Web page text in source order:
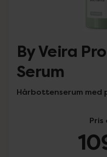
By Veira
Serum
Hårbottenserum med
Pris